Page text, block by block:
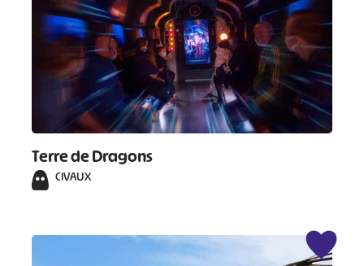
Terre de Dragons
CIVAUX